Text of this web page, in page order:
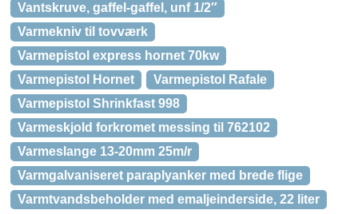
Vantskruve, gaffel-gaffel, unf 1/2″
Varmekniv til tovværk
Varmepistol express hornet 70kw
Varmepistol Hornet
Varmepistol Rafale
Varmepistol Shrinkfast 998
Varmeskjold forkromet messing til 762102
Varmeslange 13-20mm 25m/r
Varmgalvaniseret paraplyanker med brede flige
Varmtvandsbeholder med emaljeinderside, 22 liter